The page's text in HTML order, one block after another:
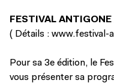
FESTIVAL
( Détails : www.festival-
Pour sa 3e édition, le
vous présenter sa